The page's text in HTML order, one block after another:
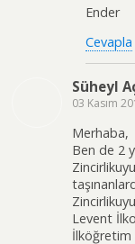
Ender
Cevapla
Süheyl
03 Kasım
Merhaba,
Ben de 2
Levent
İlköğretim